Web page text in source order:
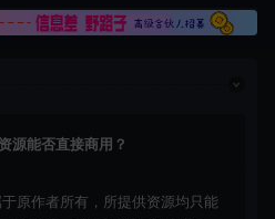
源能否直接商用？
原作者所有，所提供资源均只能